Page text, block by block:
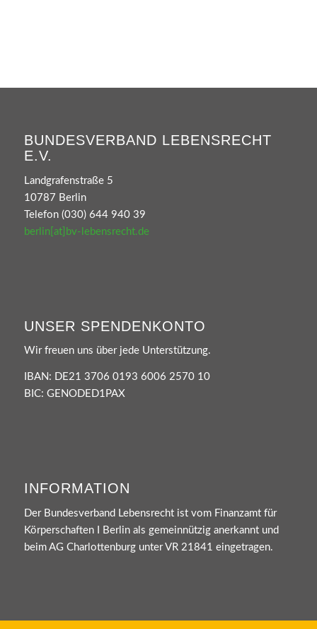
BUNDESVERBAND LEBENSRECHT
E.V.
Landgrafenstraße 5
10787 Berlin
Telefon (030) 644 940 39
berlin[at]bv-lebensrecht.de
UNSER SPENDENKONTO
Wir freuen uns über jede Unterstützung.
IBAN: DE21 3706 0193 6006 2570 10
BIC: GENODED1PAX
INFORMATION
Der Bundesverband Lebensrecht ist vom Finanzamt für
Körperschaften I Berlin als gemeinnützig anerkannt und
beim AG Charlottenburg unter VR 21841 eingetragen.